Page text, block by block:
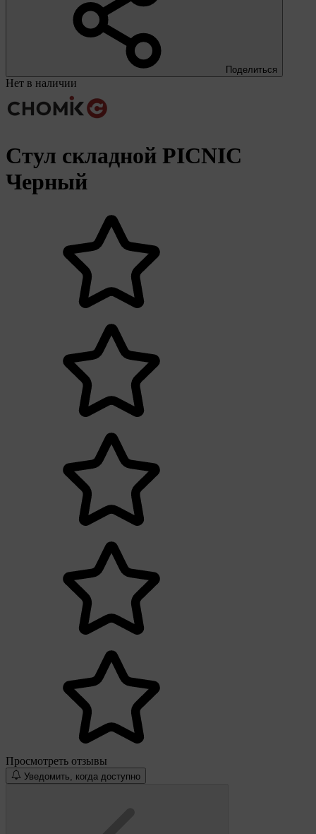
Поделиться
Нет в наличии
Стул складной PICNIC
Черный
Просмотреть отзывы
Уведомить, когда доступно